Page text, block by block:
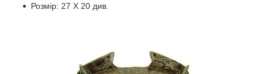
Розмір: 27 Х 20 див.